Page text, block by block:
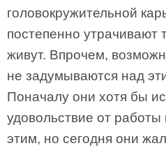
головокружительной
постепенно утрачивают
живут. Впрочем,
не задумываются над
Поначалу они хотя бы
удовольствие от
этим, но сегодня они